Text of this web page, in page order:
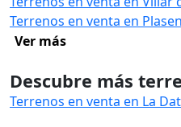
Terrenos en venta en
Ver más
Descubre más
Terrenos en venta en La